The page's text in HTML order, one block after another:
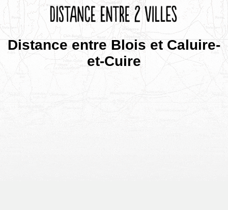
Distance entre Blois et Caluire-
et-Cuire